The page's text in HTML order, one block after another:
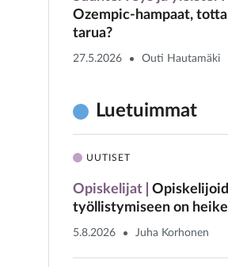
Ozempic-hampaat,
tarua?
27.5.2026 Outi Hautamäki
Luetuimmat
UUTISET
Opiskelijat
työllistymiseen on
5.8.2026 Juha Korhonen